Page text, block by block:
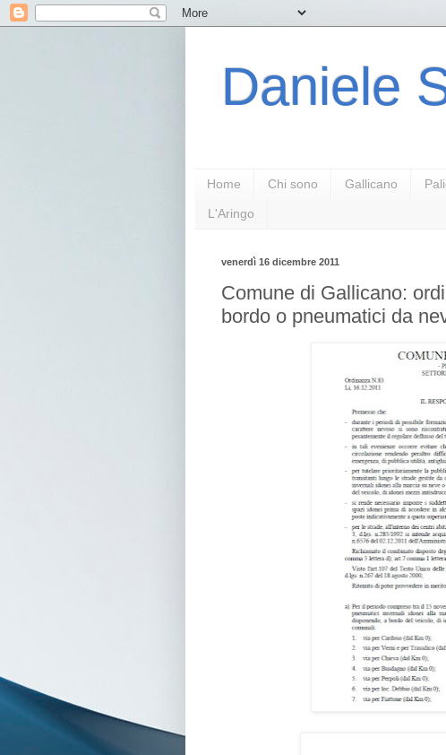
Daniele
Home Chi sono Gallicano
L'Aringo
venerdì 16 dicembre 2011
Comune di Gallicano:
bordo o pneumatici da